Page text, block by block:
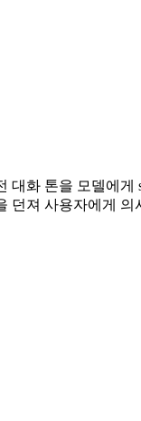
대화 톤을 모델에
져 사용자에게